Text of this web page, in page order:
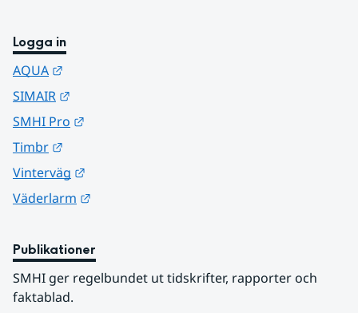
Logga in
AQUA
SIMAIR
SMHI Pro
Timbr
Vinterväg
Väderlarm
Publikationer
SMHI ger regelbundet ut tidskrifter, rapporter och
faktablad.